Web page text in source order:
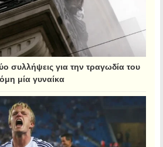
συλλήψεις για την τραγωδία του
μία γυναίκα